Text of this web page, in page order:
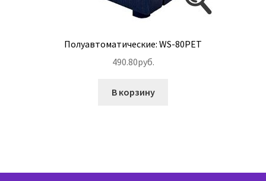
Полуавтоматические: WS-80PET
490.80руб.
В корзину